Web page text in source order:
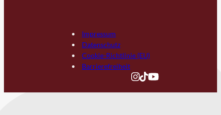
Impressum
Datenschutz
Cookie-Richtlinie (EU)
Barrierefreiheit